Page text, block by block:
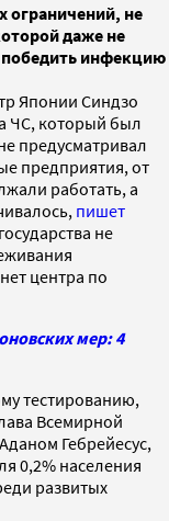
ограничений, не
даже не
победить инфекцию
Японии Синдзо
ЧС, который был
предусматривал
предприятия, от
работать, а
пишет
не
центра по
мер: 4
тестированию,
Всемирной
Гебрейесус,
0,2% населения
развитых